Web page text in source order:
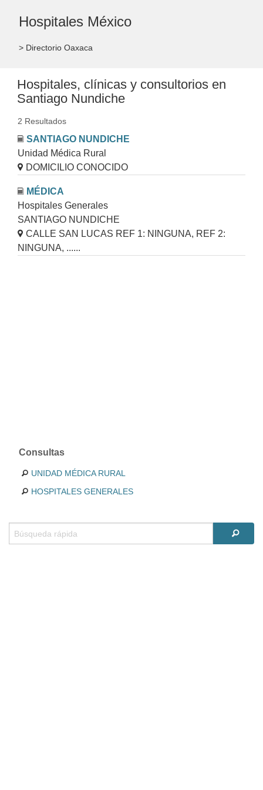
Hospitales México
> Directorio Oaxaca
Hospitales, clínicas y consultorios en
Santiago Nundiche
2 Resultados
SANTIAGO NUNDICHE
Unidad Médica Rural
DOMICILIO CONOCIDO
MÉDICA
Hospitales Generales
SANTIAGO NUNDICHE
CALLE SAN LUCAS REF 1: NINGUNA, REF 2:
NINGUNA, ......
Consultas
UNIDAD MÉDICA RURAL
HOSPITALES GENERALES